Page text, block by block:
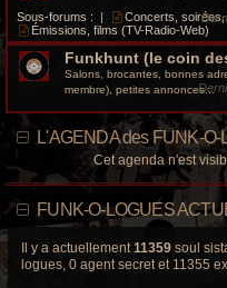
Sous-forums : | Concerts,
Émissions, films (TV-Radio-Web)
Funkhunt (le coin
Salons, brocantes, bonnes
membre), petites annonces...
L'AGENDA des FUNK-O-
Cet agenda n'est
FUNK-O-LOGUES
Il y a actuellement 11359 soul
logues, 0 agent secret et 11355